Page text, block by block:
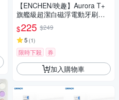
【ENCHEN/映趣】Aurora T+
旗艦級超潔白磁浮電動牙刷刷
頭(美國FDA 認證刷毛)
$225 $249
5 (1)
限時下殺 券
加入購物車